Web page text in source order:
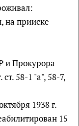
на прииске
и Прокурора
58-1 "а", 58-7,
1938 г.
15